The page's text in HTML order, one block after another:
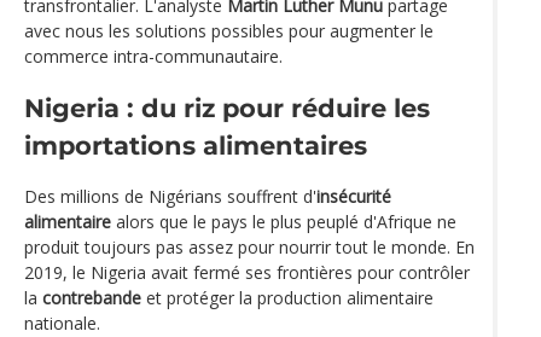
transfrontalier. L'analyste Martin Luther Munu partage
avec nous les solutions possibles pour augmenter le
commerce intra-communautaire.
Nigeria : du riz pour réduire les
importations alimentaires
Des millions de Nigérians souffrent d'insécurité
alimentaire alors que le pays le plus peuplé d'Afrique ne
produit toujours pas assez pour nourrir tout le monde. En
2019, le Nigeria avait fermé ses frontières pour contrôler
la contrebande et protéger la production alimentaire
nationale.